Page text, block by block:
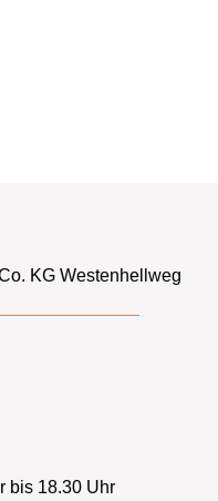
KG Westenhellweg
bis 18.30 Uhr